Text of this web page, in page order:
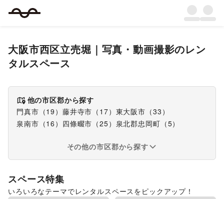
大阪市西区立売堀 ｜ 写真・動画撮影のレン
タルスペース
他の市区郡から探す
門真市 （19 ） 藤井寺市 （ 17） 東大阪市 （33 ）
泉南市 （16 ） 四條畷市 （25） 泉北郡忠岡町 （5）
その他の市区郡から探す
スペース特集
いろいろなテーマでレンタルスペースをピックアップ！